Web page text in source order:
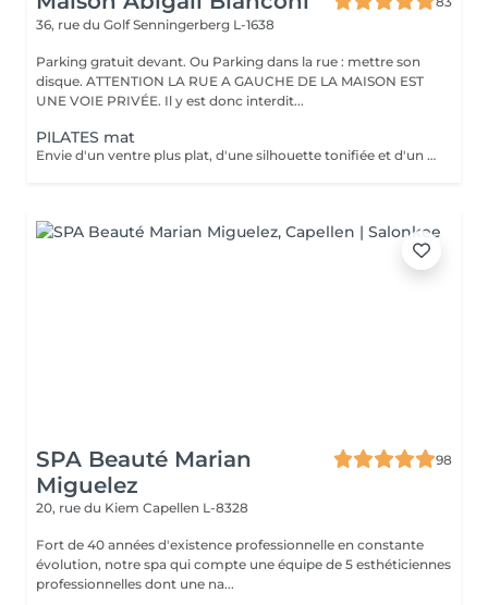
36, rue du GolfSenningerberg L-1638
Parking gratuit devant. Ou Parking dans la rue : mettre son
disque. ATTENTION LA RUE A GAUCHE DE LA MAISON EST
UNE VOIE PRIVÉE. Il y est donc interdit...
PILATES mat
Envie d'un ventre plus plat, d'une silhouette tonifiée et d'un regain d'énergie ? Rejoignez mon cours de Pilates Mat en petit groupe ! Chaque séance vous fait travailler les abdominaux profonds, améliore votre posture, soulage le mal de dos et sculpte votre corps efficacement. Avec seulement 5 places disponibles, vous profitez d'un suivi personnalisé et de corrections adaptées pour maximiser vos résultats. Merci de prévoir l'appoint en espèces. 36 rue du Golf L-1638 Senningerberg Parking gratuit Toute réservation non honorée est due. Toute réservation non annulée 48h avant est due.
SPA Beauté Marian
Miguelez
98
20, rue du Kiem Capellen L-8328
Fort de 40 années d'existence professionnelle en constante
évolution, notre spa qui compte une équipe de 5 esthéticiennes
professionnelles dont une na...